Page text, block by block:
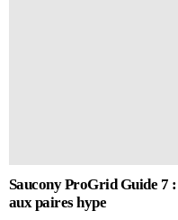
Saucony ProGrid Guide 7
aux paires hype